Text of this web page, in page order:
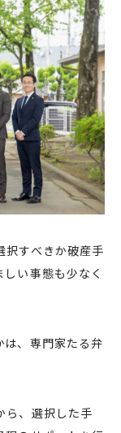
択すべきか破産手
い事態も少なく
は、専門家たる弁
ら、選択した手